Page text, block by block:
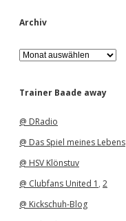
Archiv
A
r
h
Trainer Baade away
@ DRadio
@ Das Spiel meines Lebens
@ HSV Klönstuv
@ Clubfans United 1 , 2
@ Kickschuh-Blog